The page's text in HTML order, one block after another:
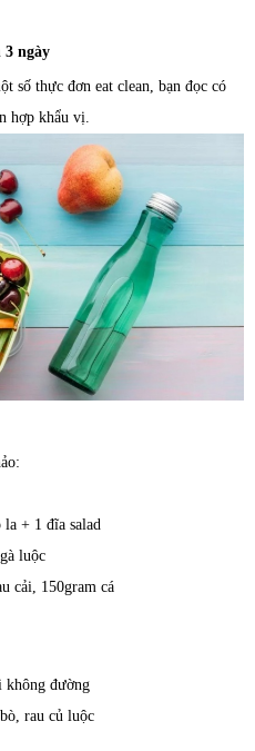
3 ngày
số thực đơn eat clean, bạn đọc có
hợp khẩu vị.
+ 1 đĩa salad
luộc
cải, 150gram cá
không đường
rau củ luộc